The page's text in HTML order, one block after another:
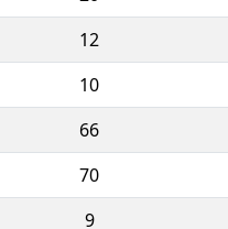
12
10
66
70
9